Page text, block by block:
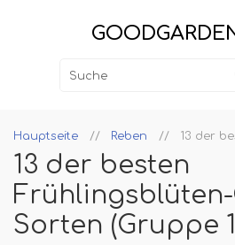
Hauptseite Reben 13 der
13 der besten
Sorten (Gruppe